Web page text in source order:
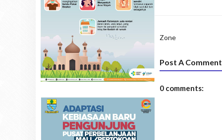
Zone
Post A
0 comments: